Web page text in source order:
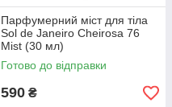
Парфумерний міст для тіла
Sol de Janeiro Cheirosa 76
Mist (30 мл)
Готово до відправки
590 ₴